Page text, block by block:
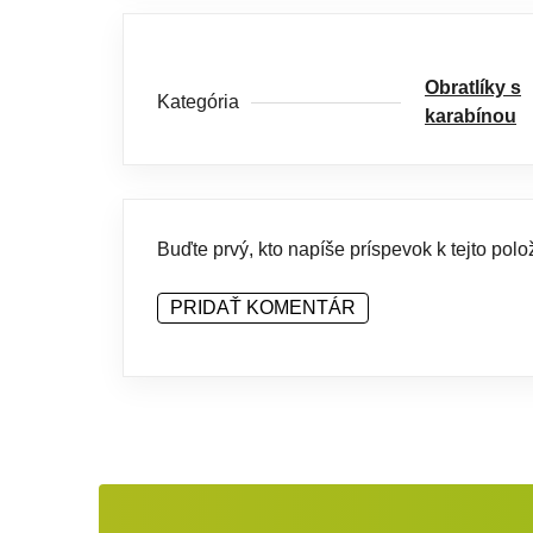
Kategória
Obratlíky s
karabínou
Buďte prvý, kto napíše príspevok k tejto
PRIDAŤ KOMENTÁR